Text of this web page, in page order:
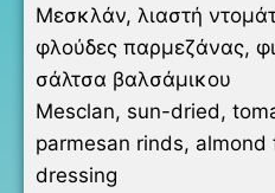
Μεσκλάν, λιαστή
φλούδες παρμεζάνας,
σάλτσα βαλσάμικου
Mesclan, sun-dried,
parmesan rinds,
dressing